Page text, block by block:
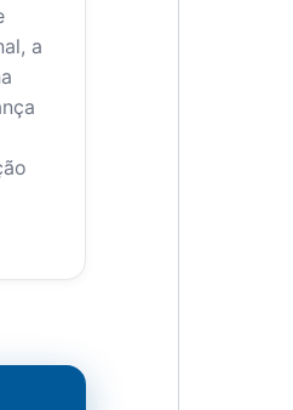
a